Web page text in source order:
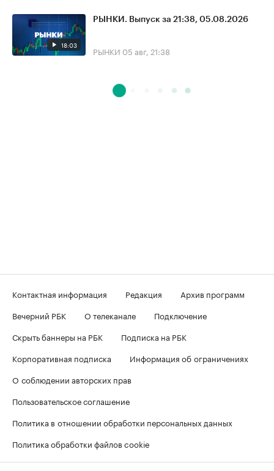
18:03
РЫНКИ. Выпуск за 21:38, 05.08.2026
РЫНКИ 05 авг, 21:38
Контактная информация Редакция
Архив программ
Вечерний РБК
О телеканале
Подключение
Скрыть баннеры на РБК
Подписка на РБК
Корпоративная подписка
Информация об ограничениях
О соблюдении авторских прав
Пользовательское соглашение
Политика в отношении обработки персональных данных
Политика обработки файлов cookie